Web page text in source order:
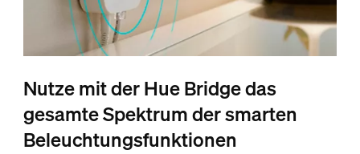
Nutze mit der Hue Bridge das
gesamte Spektrum der smarten
Beleuchtungsfunktionen